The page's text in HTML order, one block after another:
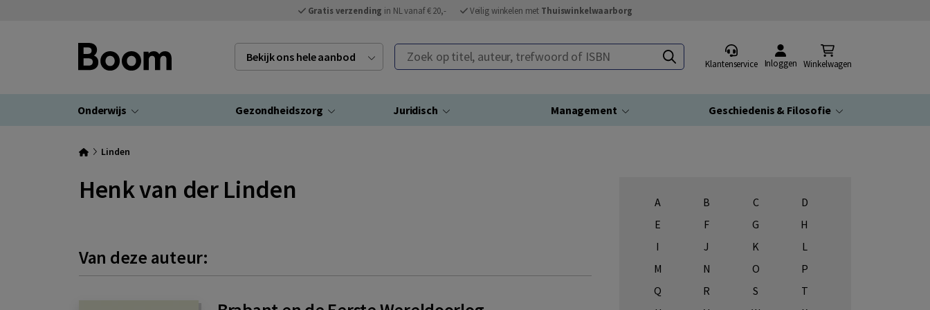
Gratis verzending in NL vanaf € 20,- Veilig winkelen met Thuiswinkelwaarborg
Bekijk ons hele aanbod Zoek op titel, auteur, trefwoord of ISBN
Klantenservice Inloggen Winkelwagen
Onderwijs Gezondheidszorg Juridisch Management Geschiedenis & Filosofie
Linden
Henk van der Linden
Van deze auteur:
A B C
D
E
F G
H
I
J K
L
M
N O
P
Q
R S
T